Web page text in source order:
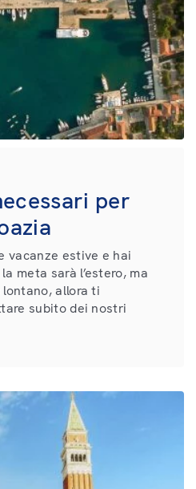
per
vacanze estive e hai
meta sarà l’estero, ma
allora ti
subito dei nostri